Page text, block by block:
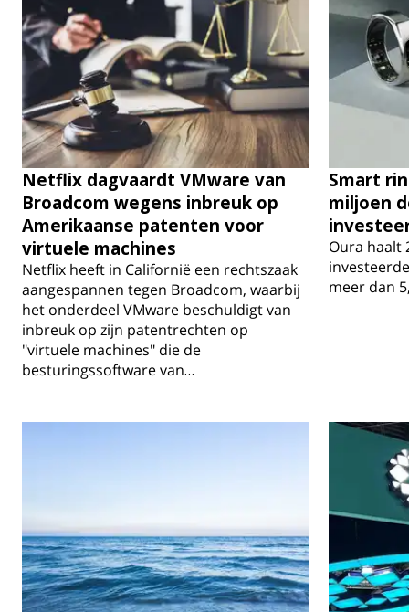
Netflix dagvaardt VMware van
Broadcom wegens inbreuk op
Amerikaanse patenten voor
virtuele machines
Netflix heeft in Californië een rechtszaak
aangespannen tegen Broadcom, waarbij
het onderdeel VMware beschuldigt van
inbreuk op zijn patentrechten op
"virtuele machines" die de
besturingssoftware van…
Smart
miljoen
Oura haalt
meer dan